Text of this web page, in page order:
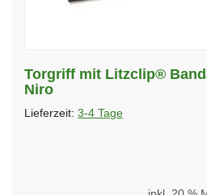
Torgriff mit Litzclip®
Niro
Lieferzeit: 3-4 Tage